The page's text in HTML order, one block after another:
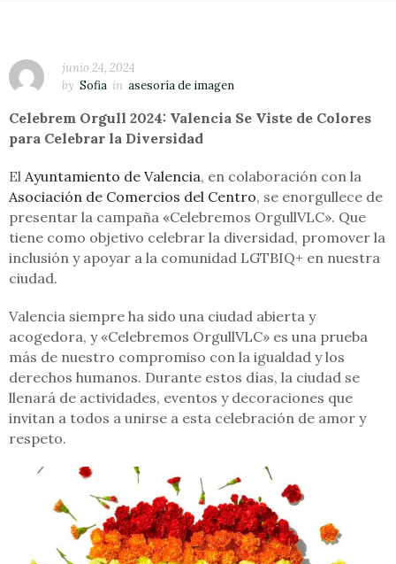
junio 24, 2024
by Sofia in asesoría de imagen
Celebrem Orgull 2024: Valencia Se Viste de Colores
para Celebrar la Diversidad
El Ayuntamiento de Valencia, en colaboración con la
Asociación de Comercios del Centro, se enorgullece de
presentar la campaña «Celebremos OrgullVLC». Que
tiene como objetivo celebrar la diversidad, promover la
inclusión y apoyar a la comunidad LGTBIQ+ en nuestra
ciudad.
Valencia siempre ha sido una ciudad abierta y
acogedora, y «Celebremos OrgullVLC» es una prueba
más de nuestro compromiso con la igualdad y los
derechos humanos. Durante estos días, la ciudad se
llenará de actividades, eventos y decoraciones que
invitan a todos a unirse a esta celebración de amor y
respeto.